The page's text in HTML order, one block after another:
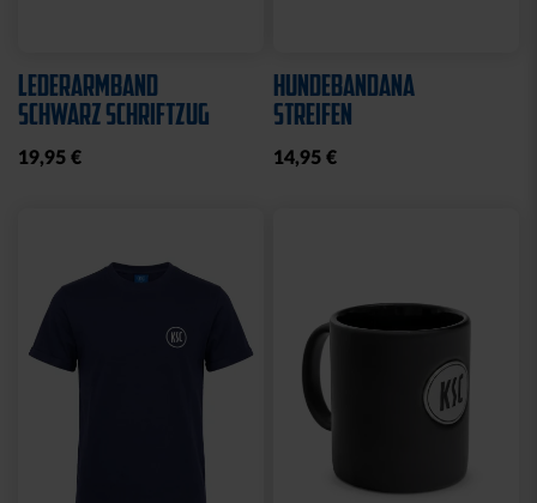
LEDERARMBAND
SCHWARZ SCHRIFTZUG
19,95 €
HUNDEBANDANA
STREIFEN
14,95 €